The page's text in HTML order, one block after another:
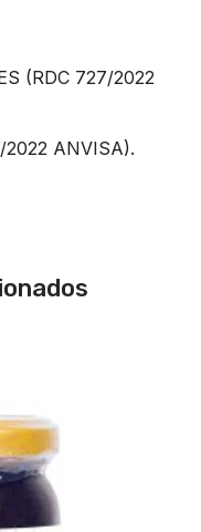
(RDC 727/2022
2022 ANVISA).